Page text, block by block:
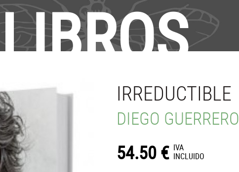
LIBROS
IRREDUCTIBLE
DIEGO GUERRERO
54.50 € IVA
INCLUIDO